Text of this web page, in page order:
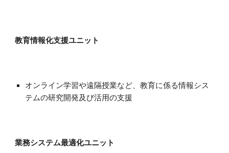
教育情報化支援ユニット
オンライン学習や遠隔授業など、教育に係る情報シス
テムの研究開発及び活用の支援
業務システム最適化ユニット